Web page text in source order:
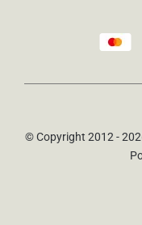
© Copyright 2012 -